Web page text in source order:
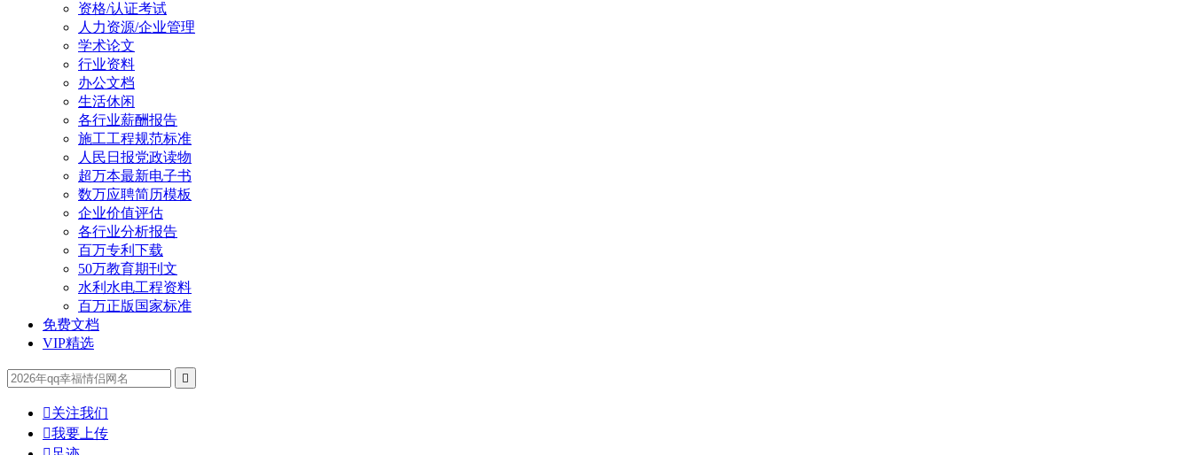
资格/认证考试
人力资源/企业管理
学术论文
行业资料
办公文档
生活休闲
各行业薪酬报告
施工工程规范标准
人民日报党政读物
超万本最新电子书
数万应聘简历模板
企业价值评估
各行业分析报告
百万专利下载
50万教育期刊文
水利水电工程资料
百万正版国家标准
免费文档
VIP精选

关注我们
我要上传